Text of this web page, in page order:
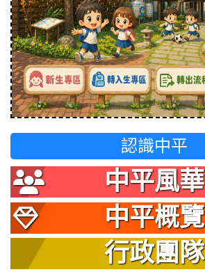
認識中平
中平風華
中平概覽
行政團隊